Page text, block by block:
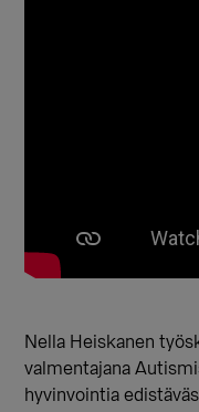
Nella Heiskanen
valmentajana
hyvinvointia